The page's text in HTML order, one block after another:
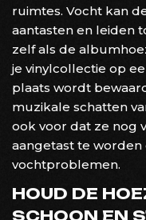
ruimtes. Vocht kan
aantasten en leiden
zelf als de
je vinylcollectie op
plaats wordt
muzikale schatten
ook voor dat ze nog
aangetast te
vochtproblemen.
HOUD DE
SCHOON EN